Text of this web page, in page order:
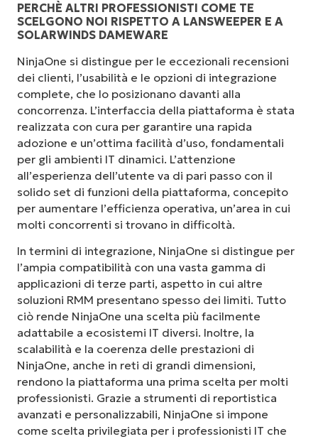
PERCHÈ ALTRI PROFESSIONISTI COME TE
SCELGONO NOI RISPETTO A LANSWEEPER E A
SOLARWINDS DAMEWARE
NinjaOne si distingue per le eccezionali recensioni
dei clienti, l’usabilità e le opzioni di integrazione
complete, che lo posizionano davanti alla
concorrenza. L’interfaccia della piattaforma è stata
realizzata con cura per garantire una rapida
adozione e un’ottima facilità d’uso, fondamentali
per gli ambienti IT dinamici. L’attenzione
all’esperienza dell’utente va di pari passo con il
solido set di funzioni della piattaforma, concepito
per aumentare l’efficienza operativa, un’area in cui
molti concorrenti si trovano in difficoltà.
In termini di integrazione, NinjaOne si distingue per
l’ampia compatibilità con una vasta gamma di
applicazioni di terze parti, aspetto in cui altre
soluzioni RMM presentano spesso dei limiti. Tutto
ciò rende NinjaOne una scelta più facilmente
adattabile a ecosistemi IT diversi. Inoltre, la
scalabilità e la coerenza delle prestazioni di
NinjaOne, anche in reti di grandi dimensioni,
rendono la piattaforma una prima scelta per molti
professionisti. Grazie a strumenti di reportistica
avanzati e personalizzabili, NinjaOne si impone
come scelta privilegiata per i professionisti IT che